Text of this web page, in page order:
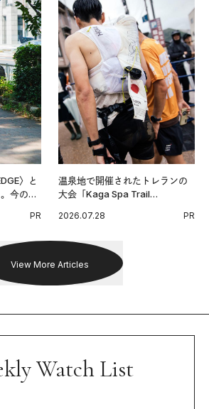
〉と
今の時
PR
温泉地で開催されたトレランの
大会「Kaga Spa Trail
戦を夢見るランナーたちの奮闘
2026.07.28 PR
View More Articles
Watch List